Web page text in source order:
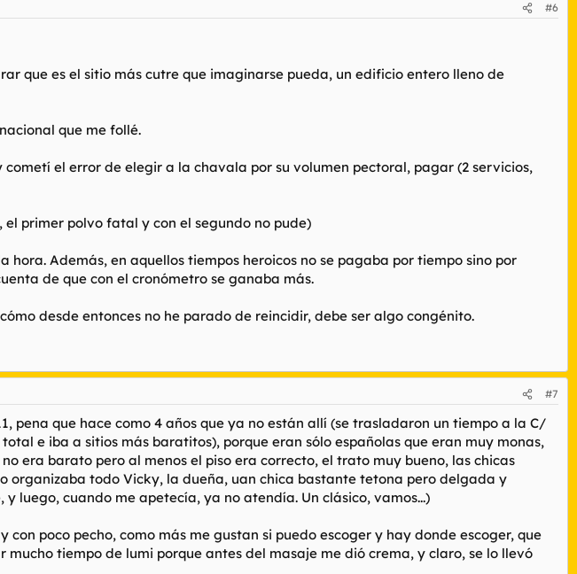
#6
que es el sitio más cutre que imaginarse pueda, un edificio entero lleno de
que me follé.
el error de elegir a la chavala por su volumen pectoral, pagar (2 servicios,
el primer polvo fatal y con el segundo no pude)
Además, en aquellos tiempos heroicos no se pagaba por tiempo sino por
de que con el cronómetro se ganaba más.
desde entonces no he parado de reincidir, debe ser algo congénito.
#7
pena que hace como 4 años que ya no están allí (se trasladaron un tiempo a la C/
e iba a sitios más baratitos), porque eran sólo españolas que eran muy monas,
era barato pero al menos el piso era correcto, el trato muy bueno, las chicas
organizaba todo Vicky, la dueña, uan chica bastante tetona pero delgada y
cuando me apetecía, ya no atendía. Un clásico, vamos...)
poco pecho, como más me gustan si puedo escoger y hay donde escoger, que
tiempo de lumi porque antes del masaje me dió crema, y claro, se lo llevó